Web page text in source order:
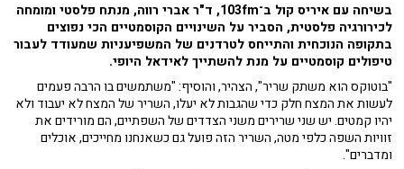
בשיחה עם איריס קול ב־103fm, ד"ר אברי רווה, מנתח פלסטי ומומחה
לכירורגיה פלסטית, הסביר על השינויים הקוסמטיים הכי נפוצים
בתקופה הנוכחית והתייחס לטרדנים של המשפיעניות שמעודד לעבור
טיפולים קוסמטיים על מנת להשתייך לאידאל היופי.
"בוטוקס הוא משתק שריר", הצהיר, והוסיף: "משתמשים בו הרבה פעמים
לעשות את המצח חלק כדי שהגבות לא יעלו, השריר של המצח לא יעבוד ולא
יהיו קמטים. יש שני שרירים משני הצדדים של השפתיים, הם מורידים את
זוויות השפה כלפי מטה, השריר הזה פועל גם כשאנחנו מחייכים, אוכלים
ומדברים".